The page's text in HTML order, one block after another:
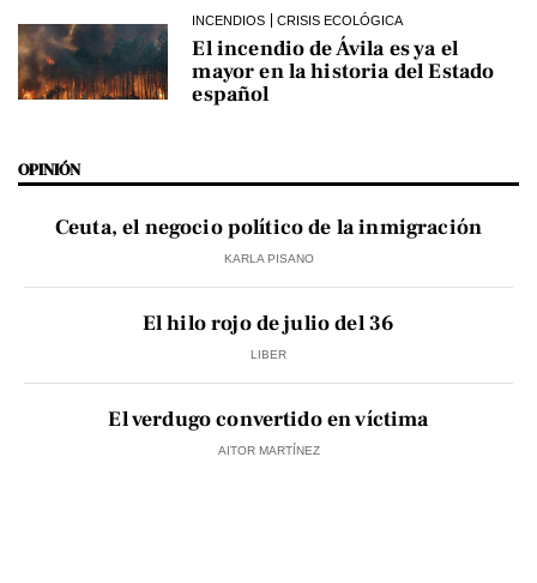
INCENDIOS CRISIS ECOLÓGICA
El incendio de Ávila es ya el
mayor en la historia del Estado
español
OPINIÓN
Ceuta, el negocio político de la inmigración
KARLA PISANO
El hilo rojo de julio del 36
LIBER
El verdugo convertido en víctima
AITOR MARTÍNEZ